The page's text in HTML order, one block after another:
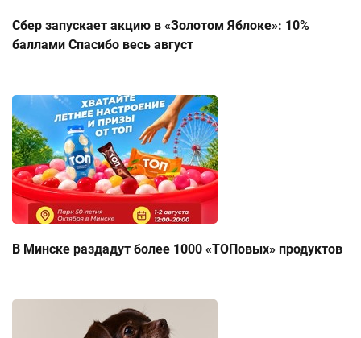
Сбер запускает акцию в «Золотом Яблоке»: 10%
баллами Спасибо весь август
В Минске раздадут более 1000 «ТОПовых» продуктов